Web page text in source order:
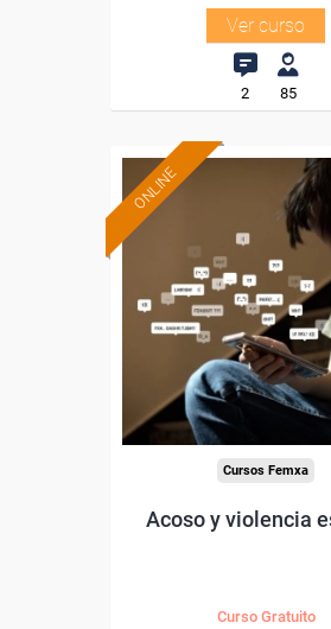
Ver curso
2 85
ONLINE
Formación 100%
subvencionada.
Para desempleados,
trabajadores y autónomos.
-
Cursos Femxa
Acoso y violencia
Curso Gratuito